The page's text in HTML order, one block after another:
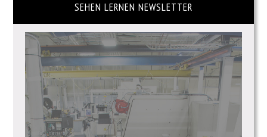
SEHEN LERNEN NEWSLETTER